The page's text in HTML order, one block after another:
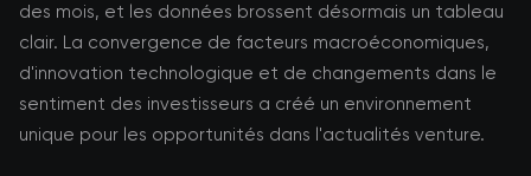
des mois, et les données brossent désormais un tableau
clair. La convergence de facteurs macroéconomiques,
d'innovation technologique et de changements dans le
sentiment des investisseurs a créé un environnement
unique pour les opportunités dans l'actualités venture.